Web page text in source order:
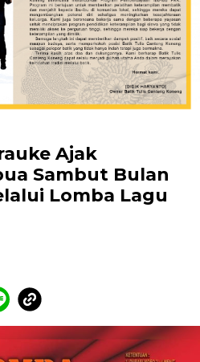
Ajak
Sambut Bulan
Lomba Lagu